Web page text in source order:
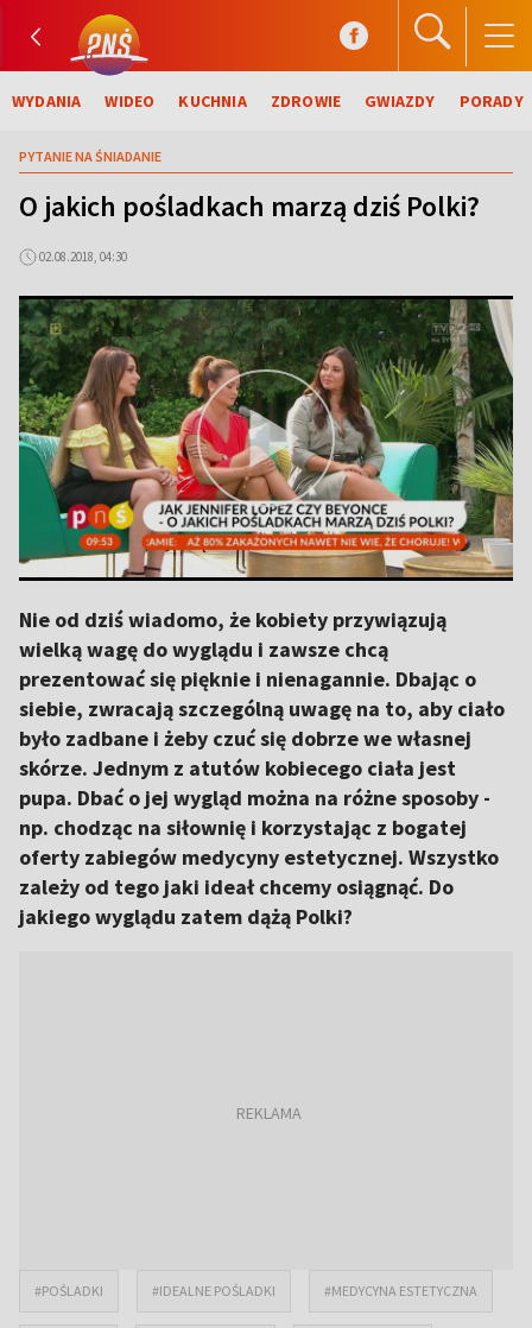
WYDANIA WIDEO KUCHNIA ZDROWIE GWIAZDY PORADY
PYTANIE NA ŚNIADANIE
O jakich pośladkach marzą dziś Polki?
02.08.2018, 04:30
Nie od dziś wiadomo, że kobiety przywiązują
wielką wagę do wyglądu i zawsze chcą
prezentować się pięknie i nienagannie. Dbając o
siebie, zwracają szczególną uwagę na to, aby ciało
było zadbane i żeby czuć się dobrze we własnej
skórze. Jednym z atutów kobiecego ciała jest
pupa. Dbać o jej wygląd można na różne sposoby -
np. chodząc na siłownię i korzystając z bogatej
oferty zabiegów medycyny estetycznej. Wszystko
zależy od tego jaki ideał chcemy osiągnąć. Do
jakiego wyglądu zatem dążą Polki?
#POŚLADKI #IDEALNE POŚLADKI #MEDYCYNA ESTETYCZNA